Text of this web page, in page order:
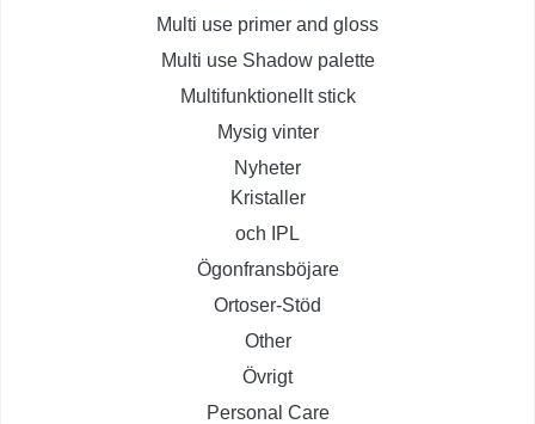
Multi use primer and gloss
Multi use Shadow palette
Multifunktionellt stick
Mysig vinter
Nyheter
Kristaller
och IPL
Ögonfransböjare
Ortoser-Stöd
Other
Övrigt
Personal Care